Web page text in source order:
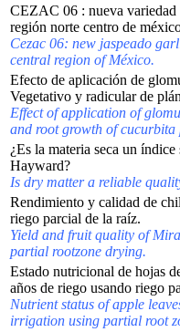
CEZAC 06 : nueva variedad
región norte centro de
Cezac 06: new jaspeado
central region of México.
Efecto de aplicación de
Vegetativo y radicular de
Effect of application of
and root growth of cucurbita
¿Es la materia seca un
Hayward?
Is dry matter a reliable
Rendimiento y calidad de
riego parcial de la raíz.
Yield and fruit quality of
partial rootzone drying.
Estado nutricional de hojas
años de riego usando riego
Nutrient status of apple
irrigation using partial root